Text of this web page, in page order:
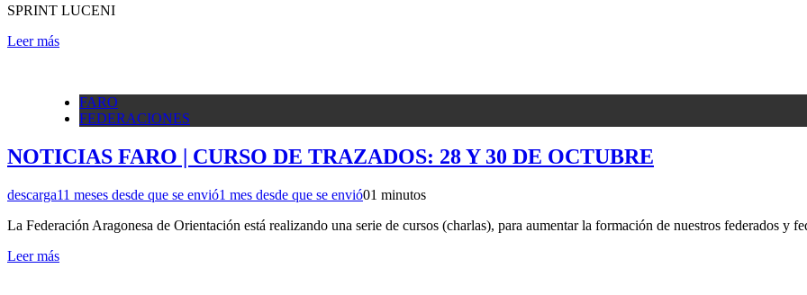
SPRINT LUCENI
Leer más
FARO
FEDERACIONES
NOTICIAS FARO | CURSO DE TRAZADOS: 28 Y 30 DE OCTUBRE
descarga11 meses desde que se envió1 mes desde que se envió01 minutos
La Federación Aragonesa de Orientación está realizando una serie de cursos (charlas), para aumentar la formación de nuestros federados y
Leer más